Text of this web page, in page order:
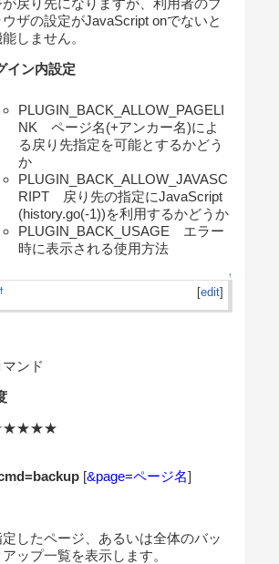
ウザの設定がJavaScript onでないと
しません。
イン内設定
PLUGIN_BACK_ALLOW_PAGELI
NK ページ名(+アンカー名)によ
る戻り先指定を可能とするかどう
か
PLUGIN_BACK_ALLOW_JAVASC
RIPT 戻り先の指定にJavaScript
(history.go(-1))を利用するかどうか
PLUGIN_BACK_USAGE エラー
時に表示される使用方法
↑
† [edit]
マンド
[&page=ページ名]
定したページ、あるいは全体のバッ
アップ一覧を表示します。